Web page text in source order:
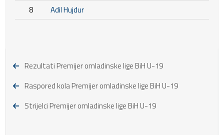
8
Adil Hujdur
Rezultati Premijer omladinske lige BiH U-19
Raspored kola Premijer omladinske lige BiH U-19
Strijelci Premijer omladinske lige BiH U-19